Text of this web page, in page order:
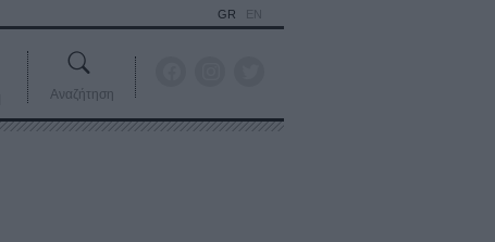
GR EN
Αναζήτηση